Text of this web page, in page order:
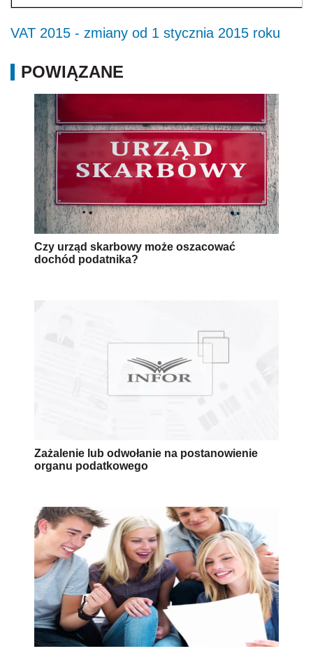
VAT 2015 - zmiany od 1 stycznia 2015 roku
POWIĄZANE
Czy urząd skarbowy może oszacować
dochód podatnika?
Zażalenie lub odwołanie na postanowienie
organu podatkowego